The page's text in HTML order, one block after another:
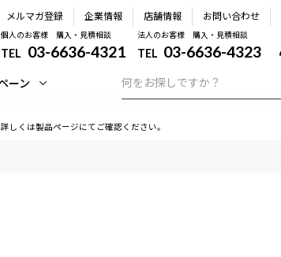
メルマガ登録 企業情報 店舗情報 お問い合わせ
個人のお客様 購入・見積相談
TEL 03-6636-4321
法人のお客様 購入・見積相談
TEL 03-6636-4323
ーン
しくは製品ページにてご確認ください。